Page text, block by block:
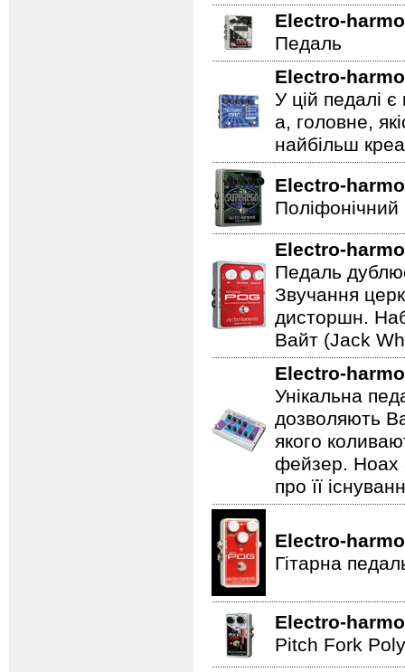
Electro-
Педаль
Electro-
У цій педалі
а, головне,
найбільш
Electro-
Поліфонічний
Electro-
Педаль
Звучання
дисторшн.
Вайт (Jack
Electro-
Унікальна
дозволяють
якого
фейзер. Hoax
про її
Electro-
Гітарна
Electro-
Pitch Fork